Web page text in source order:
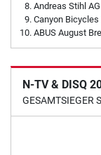
Andreas Stihl
Canyon Bicycles
ABUS August
N-TV & DISQ
GESAMTSIEGER